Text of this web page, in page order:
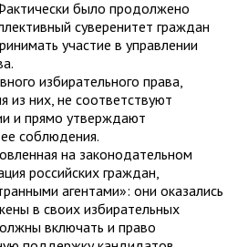
было продолжено
суверенитет граждан
участие в управлении
избирательного права,
из них, не соответствуют
и прямо утверждают
соблюдения.
на законодательном
российских граждан,
агентами»: они оказались
в своих избирательных
включать и право